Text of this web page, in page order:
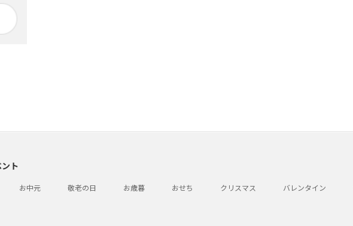
ト
お中元 敬老の日 お歳暮 おせち クリスマス バレンタイン